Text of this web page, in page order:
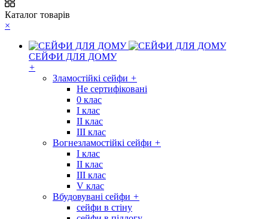
Каталог товарів
×
СЕЙФИ ДЛЯ ДОМУ
+
Зламостійкі сейфи +
Не сертифіковані
0 клас
I клас
II клас
III клас
Вогнезламостійкі сейфи +
I клас
II клас
III клас
V клас
Вбудовувані сейфи +
сейфи в стіну